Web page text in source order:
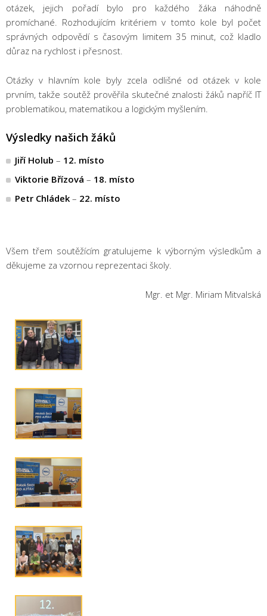
otázek, jejich pořadí bylo pro každého žáka náhodně
promíchané. Rozhodujícím kritériem v tomto kole byl počet
správných odpovědí s časovým limitem 35 minut, což kladlo
důraz na rychlost i přesnost.
Otázky v hlavním kole byly zcela odlišné od otázek v kole
prvním, takže soutěž prověřila skutečné znalosti žáků napříč IT
problematikou, matematikou a logickým myšlením.
Výsledky našich žáků
Jiří Holub – 12. místo
Viktorie Břízová – 18. místo
Petr Chládek – 22. místo
Všem třem soutěžícím gratulujeme k výborným výsledkům a
děkujeme za vzornou reprezentaci školy.
Mgr. et Mgr. Miriam Mitvalská